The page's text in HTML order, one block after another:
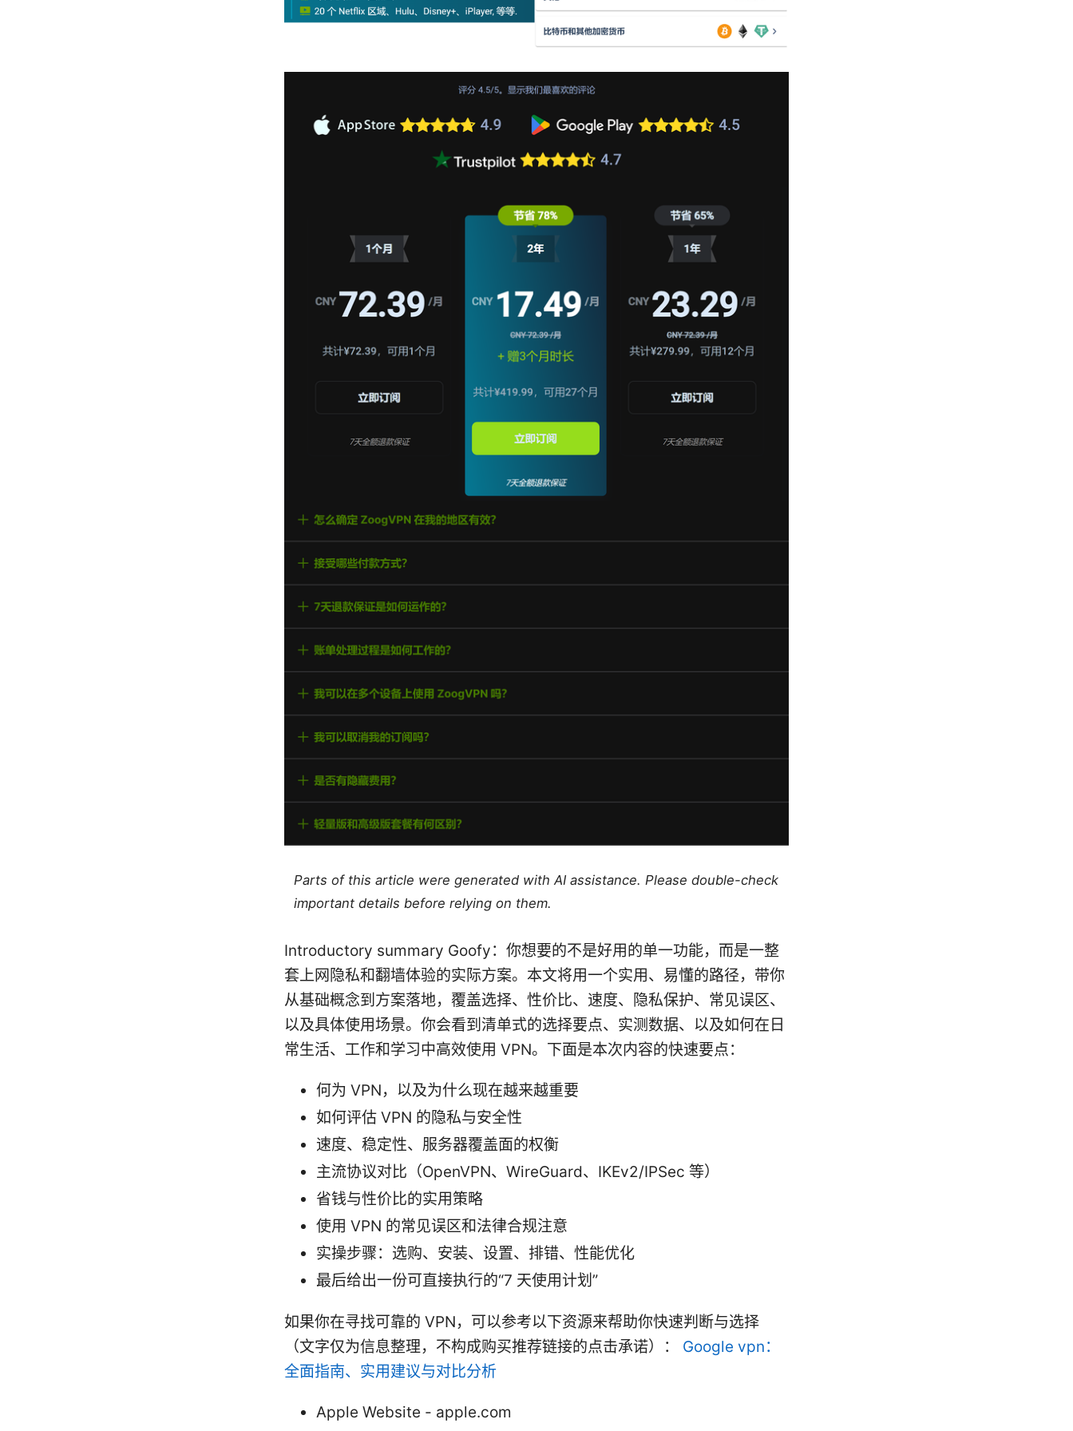
Parts of this article were generated with AI assistance. Please double-check
important details before relying on them.
Introductory summary Goofy：你想要的不是好用的单一功能，而是一整
套上网隐私和翻墙体验的实际方案。本文将用一个实用、易懂的路径，带你
从基础概念到方案落地，覆盖选择、性价比、速度、隐私保护、常见误区、
以及具体使用场景。你会看到清单式的选择要点、实测数据、以及如何在日
常生活、工作和学习中高效使用 VPN。下面是本次内容的快速要点：
何为 VPN，以及为什么现在越来越重要
如何评估 VPN 的隐私与安全性
速度、稳定性、服务器覆盖面的权衡
主流协议对比（OpenVPN、WireGuard、IKEv2/IPSec 等）
省钱与性价比的实用策略
使用 VPN 的常见误区和法律合规注意
实操步骤：选购、安装、设置、排错、性能优化
最后给出一份可直接执行的“7 天使用计划”
如果你在寻找可靠的 VPN，可以参考以下资源来帮助你快速判断与选择
（文字仅为信息整理，不构成购买推荐链接的点击承诺）： Google vpn：
全面指南、实用建议与对比分析
Apple Website - apple.com